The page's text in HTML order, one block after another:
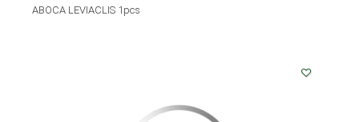
ABOCA LEVIACLIS 1pcs